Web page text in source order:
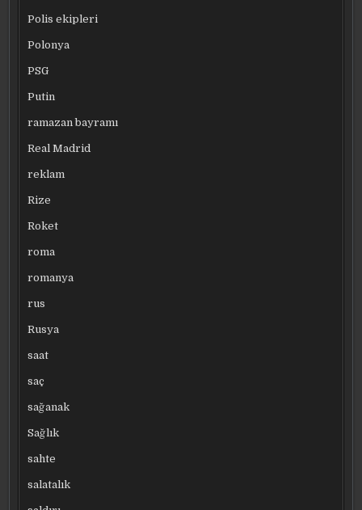
Polis ekipleri
Polonya
PSG
Putin
ramazan bayramı
Real Madrid
reklam
Rize
Roket
roma
romanya
rus
Rusya
saat
saç
sağanak
Sağlık
sahte
salatalık